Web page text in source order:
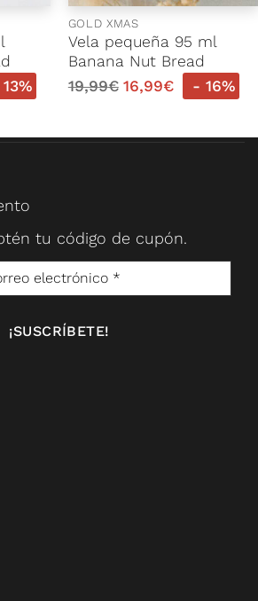
GOLD XMAS
Vela pequeña 95 ml
Banana Nut Bread
19,99€ 16,99€ - 16%
tu código de cupón.